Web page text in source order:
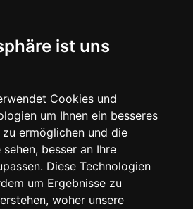
ist uns
Cookies und
um Ihnen ein besseres
ermöglichen und die
besser an Ihre
Diese Technologien
um Ergebnisse zu
woher unsere